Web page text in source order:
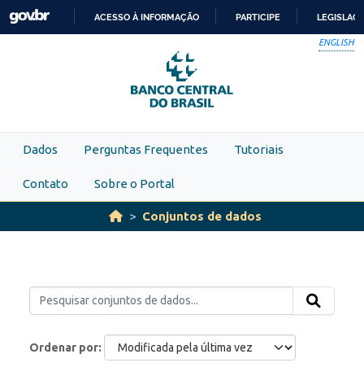
Skip to main content
PARA
O
CONTEÚDO
ACESSO À INFORMAÇÃO PARTICIPE
ENGLISH
Dados Perguntas Frequentes Tutoriais
Contato Sobre o Portal
Conjuntos de dados
Ordenar por